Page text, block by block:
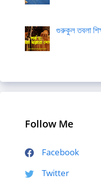
গুরুকুল তবলা
Follow Me
Facebook
Twitter